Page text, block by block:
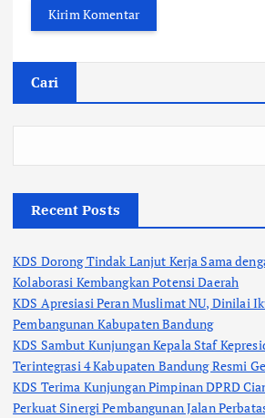
Cari
Recent Posts
KDS Dorong Tindak Lanjut Kerja Sama
Kolaborasi Kembangkan Potensi Daerah
KDS Apresiasi Peran Muslimat NU, Dinilai
Pembangunan Kabupaten Bandung
KDS Sambut Kunjungan Kepala Staf
Terintegrasi 4 Kabupaten Bandung Resmi
KDS Terima Kunjungan Pimpinan DPRD
Perkuat Sinergi Pembangunan Jalan